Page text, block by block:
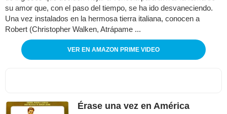
su amor que, con el paso del tiempo, se ha ido desvaneciendo.
Una vez instalados en la hermosa tierra italiana, conocen a
Robert (Christopher Walken, Atrápame ...
VER EN AMAZON PRIME VIDEO
Érase una vez en América